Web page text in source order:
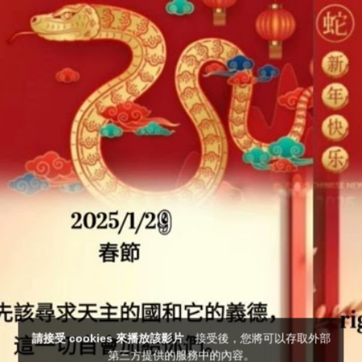
請接受 cookies 來播放該影片。接受後，您將可以存取外部
第三方提供的服務中的內容。